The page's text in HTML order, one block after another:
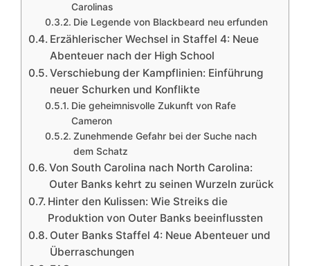
Carolinas
Die Legende von Blackbeard neu erfunden
Erzählerischer Wechsel in Staffel 4: Neue
Abenteuer nach der High School
Verschiebung der Kampflinien: Einführung
neuer Schurken und Konflikte
Die geheimnisvolle Zukunft von Rafe
Cameron
Zunehmende Gefahr bei der Suche nach
dem Schatz
Von South Carolina nach North Carolina:
Outer Banks kehrt zu seinen Wurzeln zurück
Hinter den Kulissen: Wie Streiks die
Produktion von Outer Banks beeinflussten
Outer Banks Staffel 4: Neue Abenteuer und
Überraschungen